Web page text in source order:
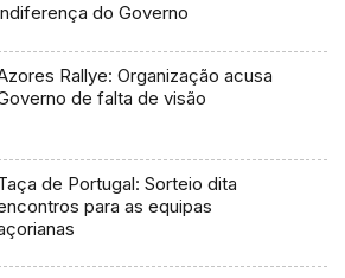
do Governo
Rallye: Organização acusa
de falta de visão
de Portugal: Sorteio dita
para as equipas